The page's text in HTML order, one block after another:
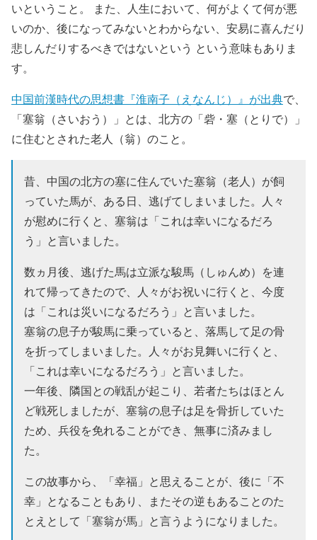
いということ。 また、人生において、何がよくて何が悪
いのか、後になってみないとわからない、安易に喜んだり
悲しんだりするべきではないという という意味もありま
す。
中国前漢時代の思想書『淮南子（えなんじ）』が出典で、
「塞翁（さいおう）」とは、北方の「砦・塞（とりで）」
に住むとされた老人（翁）のこと。
昔、中国の北方の塞に住んでいた塞翁（老人）が飼
っていた馬が、ある日、逃げてしまいました。人々
が慰めに行くと、塞翁は「これは幸いになるだろ
う」と言いました。
数ヵ月後、逃げた馬は立派な駿馬（しゅんめ）を連
れて帰ってきたので、人々がお祝いに行くと、今度
は「これは災いになるだろう」と言いました。
塞翁の息子が駿馬に乗っていると、落馬して足の骨
を折ってしまいました。人々がお見舞いに行くと、
「これは幸いになるだろう」と言いました。
一年後、隣国との戦乱が起こり、若者たちはほとん
ど戦死しましたが、塞翁の息子は足を骨折していた
ため、兵役を免れることができ、無事に済みまし
た。
この故事から、「幸福」と思えることが、後に「不
幸」となることもあり、またその逆もあることのた
とえとして「塞翁が馬」と言うようになりました。